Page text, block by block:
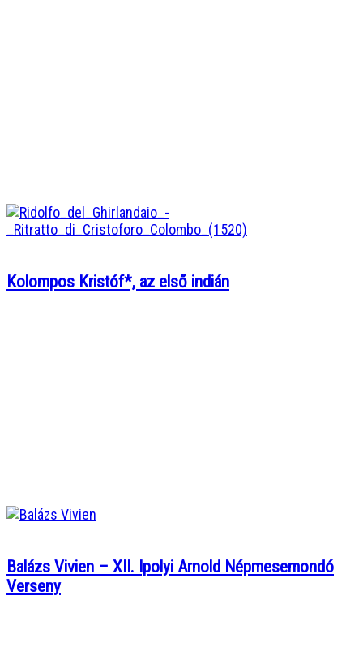
Kolompos Kristóf*, az első indián
Balázs Vivien – XII. Ipolyi Arnold Népmesemondó
Verseny